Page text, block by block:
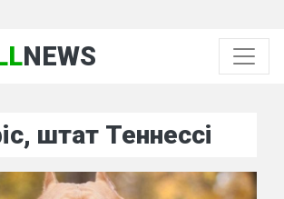
NEWS
штат Теннессі